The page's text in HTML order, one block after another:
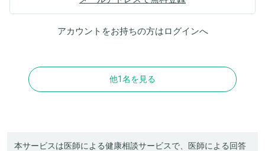
アカウントをお持ちの方はログインへ
他1名を見る
本サービスは医師による健康相談サービスで、医師による回答